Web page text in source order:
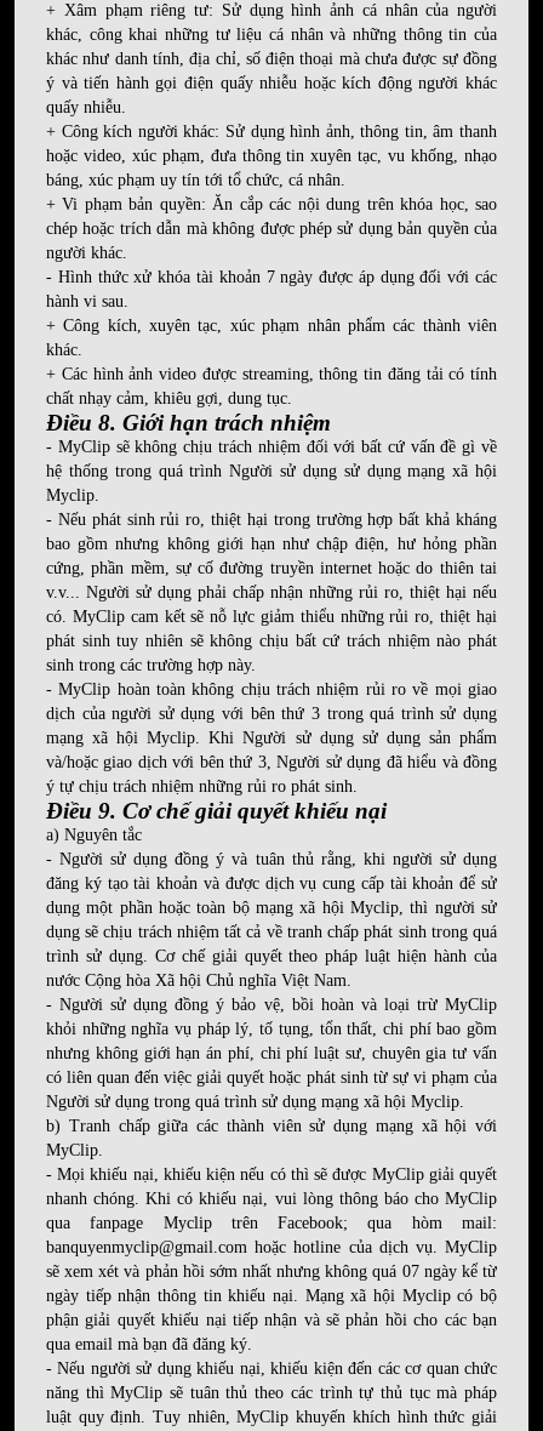
+ Xâm phạm riêng tư: Sử dụng hình ảnh cá nhân của người
khác, công khai những tư liệu cá nhân và những thông tin của
khác như danh tính, địa chỉ, số điện thoại mà chưa được sự đồng
ý và tiến hành gọi điện quấy nhiễu hoặc kích động người khác
quấy nhiễu.
+ Công kích người khác: Sử dụng hình ảnh, thông tin, âm thanh
hoặc video, xúc phạm, đưa thông tin xuyên tạc, vu khống, nhạo
báng, xúc phạm uy tín tới tổ chức, cá nhân.
+ Vi phạm bản quyền: Ăn cắp các nội dung trên khóa học, sao
chép hoặc trích dẫn mà không được phép sử dụng bản quyền của
người khác.
- Hình thức xử khóa tài khoản 7 ngày được áp dụng đối với các
hành vi sau.
+ Công kích, xuyên tạc, xúc phạm nhân phẩm các thành viên
khác.
+ Các hình ảnh video được streaming, thông tin đăng tải có tính
chất nhạy cảm, khiêu gợi, dung tục.
Điều 8. Giới hạn trách nhiệm
- MyClip sẽ không chịu trách nhiệm đối với bất cứ vấn đề gì về
hệ thống trong quá trình Người sử dụng sử dụng mạng xã hội
Myclip.
- Nếu phát sinh rủi ro, thiệt hại trong trường hợp bất khả kháng
bao gồm nhưng không giới hạn như chập điện, hư hỏng phần
cứng, phần mềm, sự cố đường truyền internet hoặc do thiên tai
v.v... Người sử dụng phải chấp nhận những rủi ro, thiệt hại nếu
có. MyClip cam kết sẽ nỗ lực giảm thiểu những rủi ro, thiệt hại
phát sinh tuy nhiên sẽ không chịu bất cứ trách nhiệm nào phát
sinh trong các trường hợp này.
- MyClip hoàn toàn không chịu trách nhiệm rủi ro về mọi giao
dịch của người sử dụng với bên thứ 3 trong quá trình sử dụng
mạng xã hội Myclip. Khi Người sử dụng sử dụng sản phẩm
và/hoặc giao dịch với bên thứ 3, Người sử dụng đã hiểu và đồng
ý tự chịu trách nhiệm những rủi ro phát sinh.
Điều 9. Cơ chế giải quyết khiếu nại
a) Nguyên tắc
- Người sử dụng đồng ý và tuân thủ rằng, khi người sử dụng
đăng ký tạo tài khoản và được dịch vụ cung cấp tài khoản để sử
dụng một phần hoặc toàn bộ mạng xã hội Myclip, thì người sử
dụng sẽ chịu trách nhiệm tất cả về tranh chấp phát sinh trong quá
trình sử dụng. Cơ chế giải quyết theo pháp luật hiện hành của
nước Cộng hòa Xã hội Chủ nghĩa Việt Nam.
- Người sử dụng đồng ý bảo vệ, bồi hoàn và loại trừ MyClip
khỏi những nghĩa vụ pháp lý, tố tụng, tổn thất, chi phí bao gồm
nhưng không giới hạn án phí, chi phí luật sư, chuyên gia tư vấn
có liên quan đến việc giải quyết hoặc phát sinh từ sự vi phạm của
Người sử dụng trong quá trình sử dụng mạng xã hội Myclip.
b) Tranh chấp giữa các thành viên sử dụng mạng xã hội với
MyClip.
- Mọi khiếu nại, khiếu kiện nếu có thì sẽ được MyClip giải quyết
nhanh chóng. Khi có khiếu nại, vui lòng thông báo cho MyClip
qua fanpage Myclip trên Facebook; qua hòm mail:
banquyenmyclip@gmail.com hoặc hotline của dịch vụ. MyClip
sẽ xem xét và phản hồi sớm nhất nhưng không quá 07 ngày kể từ
ngày tiếp nhận thông tin khiếu nại. Mạng xã hội Myclip có bộ
phận giải quyết khiếu nại tiếp nhận và sẽ phản hồi cho các bạn
qua email mà bạn đã đăng ký.
- Nếu người sử dụng khiếu nại, khiếu kiện đến các cơ quan chức
năng thì MyClip sẽ tuân thủ theo các trình tự thủ tục mà pháp
luật quy định. Tuy nhiên, MyClip khuyến khích hình thức giải